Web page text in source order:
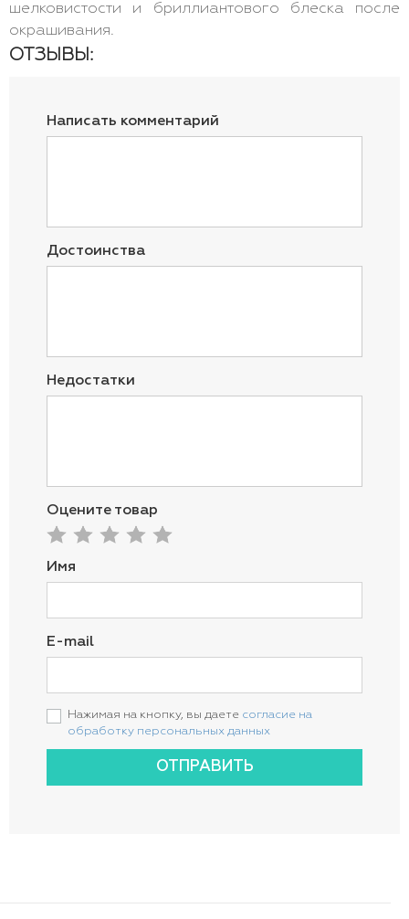
шелковистости и бриллиантового блеска после
окрашивания.
ОТЗЫВЫ:
Написать комментарий
Достоинства
Недостатки
Оцените товар
Имя
E-mail
Нажимая на кнопку, вы даете согласие на
обработку персональных данных
ОТПРАВИТЬ